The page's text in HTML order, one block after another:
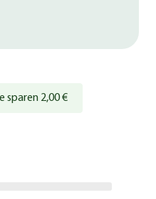
sparen 2,00 €